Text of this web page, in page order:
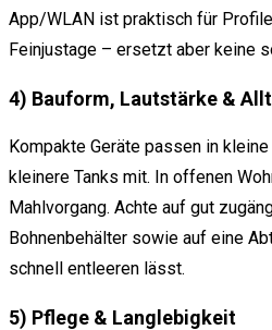
App/WLAN ist praktisch für
Feinjustage – ersetzt aber keine
4) Bauform, Lautstärke &
Kompakte Geräte passen in
kleinere Tanks mit. In offenen
Mahlvorgang. Achte auf gut
Bohnenbehälter sowie auf eine
schnell entleeren lässt.
5) Pflege & Langlebigkeit